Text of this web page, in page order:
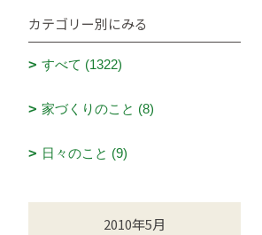
カテゴリー別にみる
すべて (1322)
家づくりのこと (8)
日々のこと (9)
2010年5月